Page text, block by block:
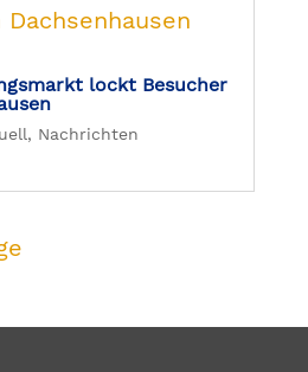
lockt Besucher
, Nachrichten